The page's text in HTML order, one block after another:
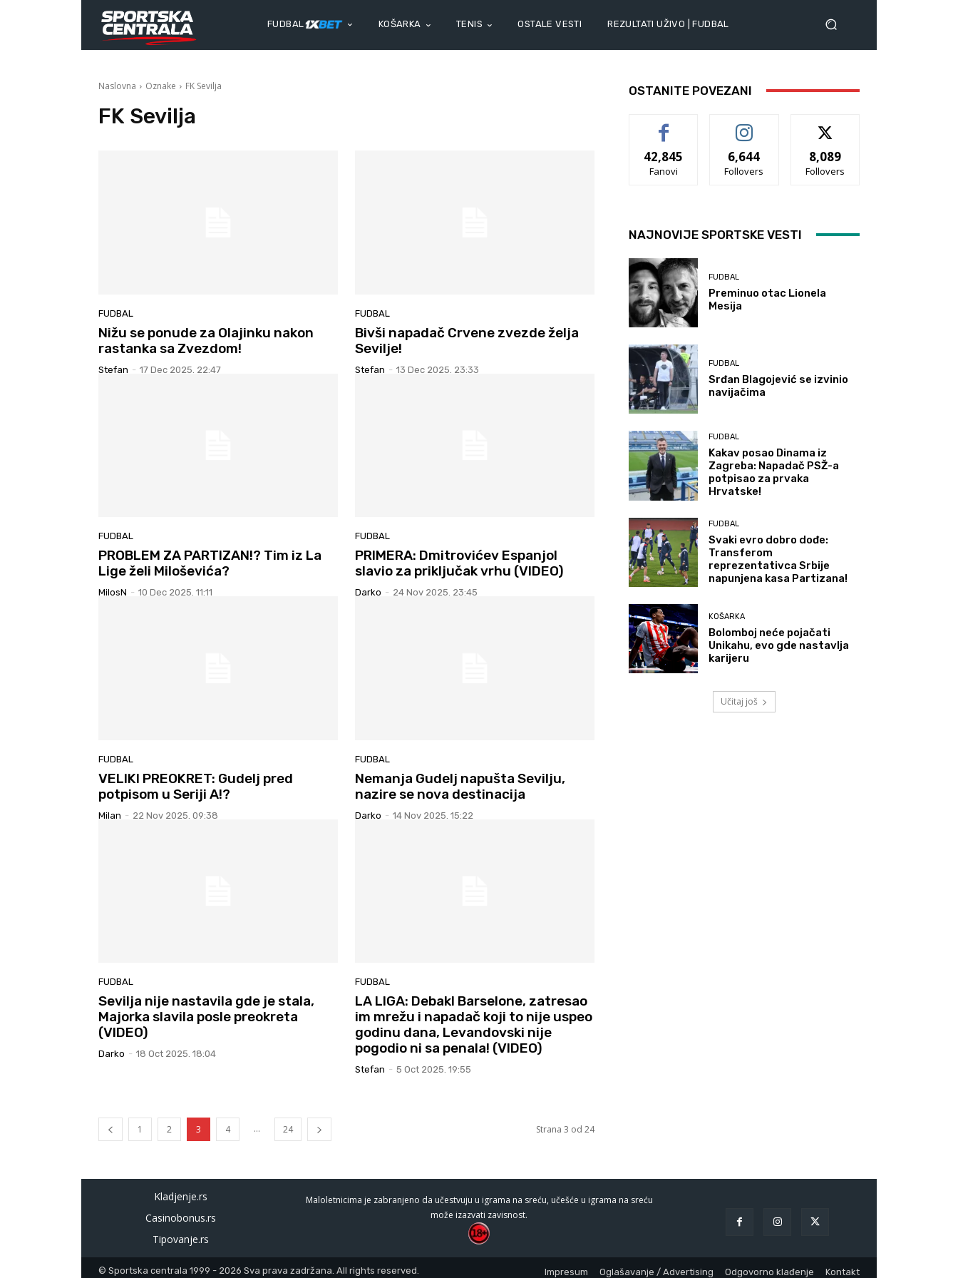
FUDBAL KOŠARKA TENIS OSTALE VESTI REZULTATI UŽIVO | FUDBAL
Naslovna Oznake FK Sevilja
FK Sevilja
FUDBAL
Nižu se ponude za Olajinku nakon
rastanka sa Zvezdom!
Stefan - 17 Dec 2025. 22:47
FUDBAL
Bivši napadač Crvene zvezde želja
Sevilje!
Stefan - 13 Dec 2025. 23:33
FUDBAL
PROBLEM ZA PARTIZAN!? Tim iz La
Lige želi Miloševića?
MilosN - 10 Dec 2025. 11:11
FUDBAL
PRIMERA: Dmitrovićev Espanjol
slavio za priključak vrhu (VIDEO)
Darko - 24 Nov 2025. 23:45
FUDBAL
VELIKI PREOKRET: Gudelj pred
potpisom u Seriji A!?
Milan - 22 Nov 2025. 09:38
FUDBAL
Nemanja Gudelj napušta Sevilju,
nazire se nova destinacija
Darko - 14 Nov 2025. 15:22
FUDBAL
Sevilja nije nastavila gde je stala,
Majorka slavila posle preokreta
(VIDEO)
Darko - 18 Oct 2025. 18:04
FUDBAL
LA LIGA: Debakl Barselone, zatresao
im mrežu i napadač koji to nije uspeo
godinu dana, Levandovski nije
pogodio ni sa penala! (VIDEO)
Stefan - 5 Oct 2025. 19:55
1 2 3 4 ... 24 Strana 3 od 24
OSTANITE POVEZANI
42,845
Fanovi
6,644
Follovers
8,089
Follovers
NAJNOVIJE SPORTSKE VESTI
FUDBAL
Preminuo otac Lionela
Mesija
FUDBAL
Srđan Blagojević se izvinio
navijačima
FUDBAL
Kakav posao Dinama iz
Zagreba: Napadač PSŽ-a
potpisao za prvaka
Hrvatske!
FUDBAL
Svaki evro dobro dođe:
Transferom
reprezentativca Srbije
napunjena kasa Partizana!
KOŠARKA
Bolomboj neće pojačati
Unikahu, evo gde nastavlja
karijeru
Učitaj još
Kladjenje.rs
Casinobonus.rs
Tipovanje.rs
Maloletnicima je zabranjeno da učestvuju u igrama na sreću, učešće u igrama na sreću
može izazvati zavisnost.
© Sportska centrala 1999 - 2026 Sva prava zadržana. All rights reserved. Impresum Oglašavanje / Advertising Odgovorno klađenje Kontakt